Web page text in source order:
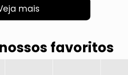
mais
favoritos